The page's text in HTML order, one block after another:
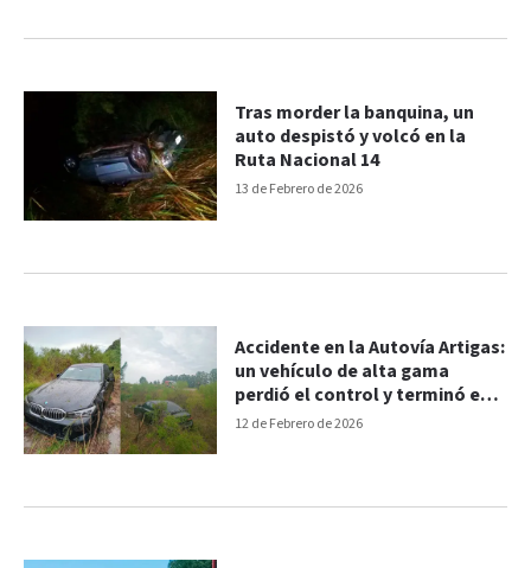
13 de Febrero de 2026
Tras morder la banquina, un
auto despistó y volcó en la
Ruta Nacional 14
12 de Febrero de 2026
Accidente en la Autovía Artigas:
un vehículo de alta gama
perdió el control y terminó en
la banquina